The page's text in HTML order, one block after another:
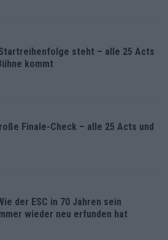
Startreihenfolge steht – alle 25 Acts
kommt
Finale-Check – alle 25 Acts und
der ESC in 70 Jahren sein
wieder neu erfunden hat